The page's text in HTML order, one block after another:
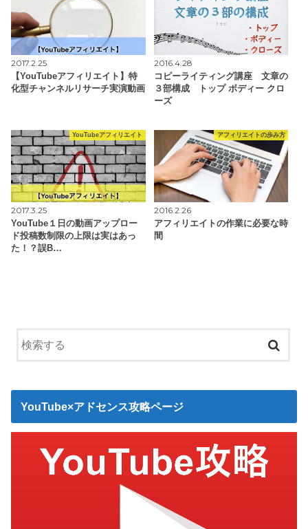
2017.2.25
【YouTubeアフィリエイト】特
化型チャンネルリサーチ実演動画
2016.4.28
コピーライティング講座 文章の
３部構成 トップ ボディー クロ
ーズ
YouTubeアフィリエイト
2017.3.25
YouTube１日の動画アップロー
ド投稿数制限の上限は実はあっ
た！？誤B…
アフィリエイトの歩み方
2016.2.26
アフィリエイトの作業に必要な時
間
YouTube×アドセンス攻略ページ